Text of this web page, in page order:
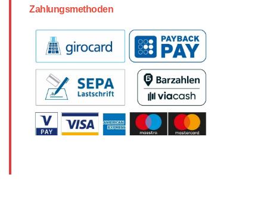
Zahlungsmethoden